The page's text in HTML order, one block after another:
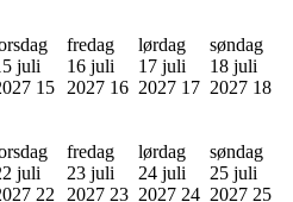
juli
15
fredag
16 juli
2027 16
lørdag
17 juli
2027 17
søndag
18 juli
2027 18
juli
22
fredag
23 juli
2027 23
lørdag
24 juli
2027 24
søndag
25 juli
2027 25